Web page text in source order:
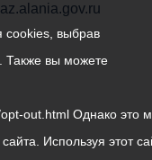
cookies, выбрав
Также вы можете
out.html Однако это
Используя этот